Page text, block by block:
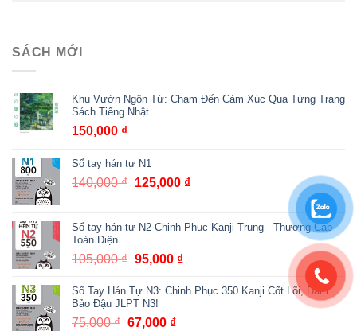
SÁCH MỚI
Khu Vườn Ngôn Từ: Chạm Đến Cảm Xúc Qua Từng Trang
Sách Tiếng Nhật
150,000 ₫
Sổ tay hán tự N1
140,000₫ Giá
140,000 ₫.
125,000 ₫Giá
là:
Sổ tay hán tự N2 Chinh Phục Kanji Trung - Thượng Cấp
Toàn Diện
105,000₫ Giá
là:
105,000 ₫.
95,000 ₫Giá
tại
Sổ Tay Hán Tự N3: Chinh Phục 350 Kanji Cốt Lõi, Đảm
Bảo Đậu JLPT N3!
75,000₫ Giá
67,000 ₫Giá